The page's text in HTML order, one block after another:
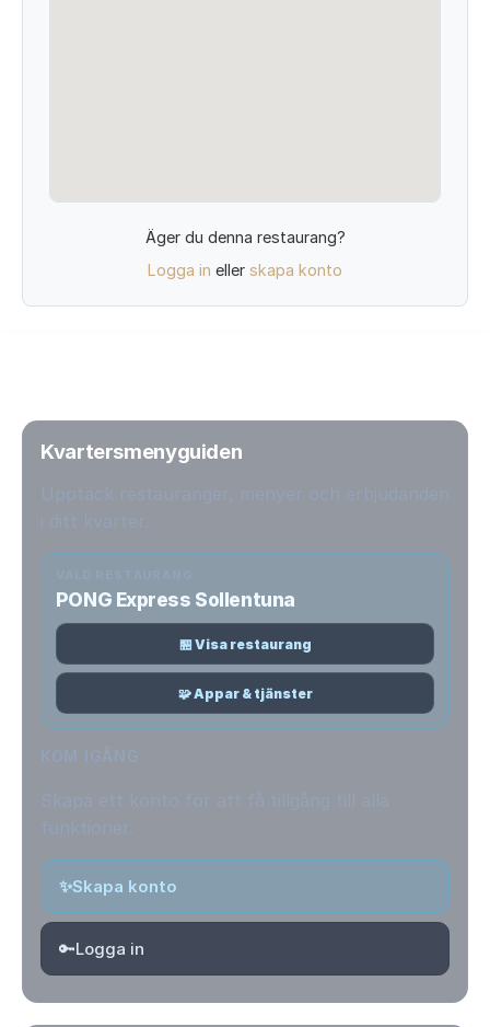
Äger du denna restaurang?
Logga in eller skapa konto
Kvartersmenyguiden
PONG Express Sollentuna
🏪 Visa restaurang
🧩 Appar & tjänster
✨Skapa konto
🔑Logga in